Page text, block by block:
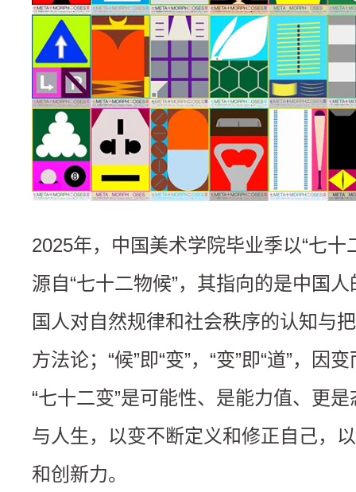
2025年，中国美术学院毕业季以“七十
源自“七十二物候”，其指向的是中国
国人对自然规律和社会秩序的认知与
方法论；“候”即“变”，“变”即“道”，因
“七十二变”是可能性、是能力值、更
与人生，以变不断定义和修正自己，
和创新力。